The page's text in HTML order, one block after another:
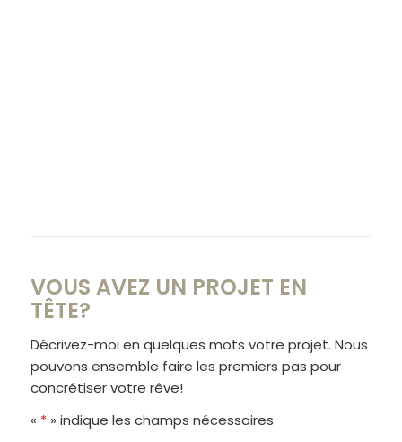
VOUS AVEZ UN PROJET EN
TÊTE?
Décrivez-moi en quelques mots votre projet. Nous
pouvons ensemble faire les premiers pas pour
concrétiser votre rêve!
« *» indique les champs nécessaires